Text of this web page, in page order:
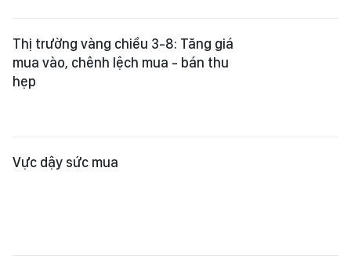
Thị trường vàng chiều 3-8: Tăng giá
mua vào, chênh lệch mua - bán thu
hẹp
Vực dậy sức mua